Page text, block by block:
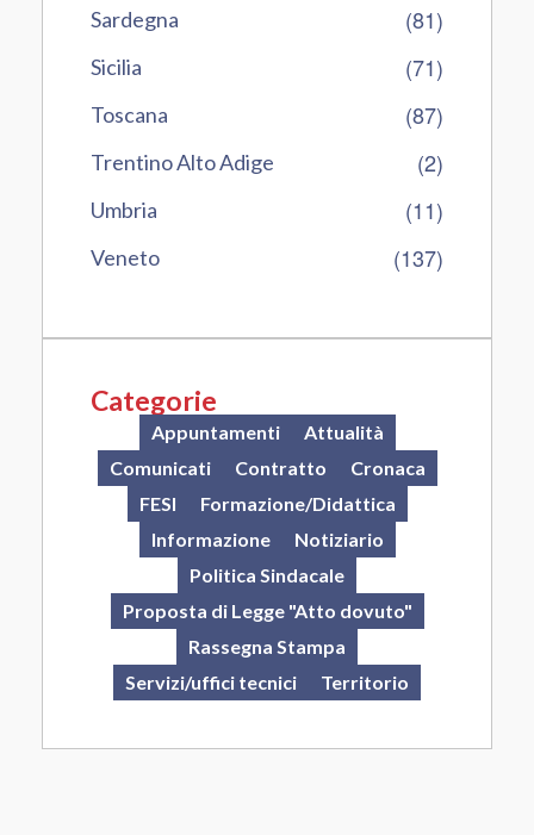
Sardegna (81)
Sicilia (71)
Toscana (87)
Trentino Alto Adige (2)
Umbria (11)
Veneto (137)
Categorie
Appuntamenti
Attualità
Comunicati
Contratto
Cronaca
FESI
Formazione/Didattica
Informazione
Notiziario
Politica Sindacale
Proposta di Legge "Atto dovuto"
Rassegna Stampa
Servizi/uffici tecnici
Territorio